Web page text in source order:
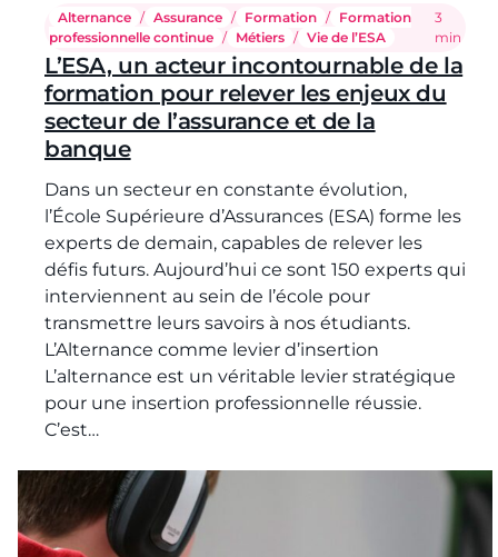
Alternance / Assurance / Formation / Formation
professionnelle continue / Métiers / Vie de l’ESA
Temps
3
min
L’ESA, un acteur incontournable de la
formation pour relever les enjeux du
secteur de l’assurance et de la
banque
Dans un secteur en constante évolution,
l’École Supérieure d’Assurances (ESA) forme les
experts de demain, capables de relever les
défis futurs. Aujourd’hui ce sont 150 experts qui
interviennent au sein de l’école pour
transmettre leurs savoirs à nos étudiants.
L’Alternance comme levier d’insertion
L’alternance est un véritable levier stratégique
pour une insertion professionnelle réussie.
C’est…